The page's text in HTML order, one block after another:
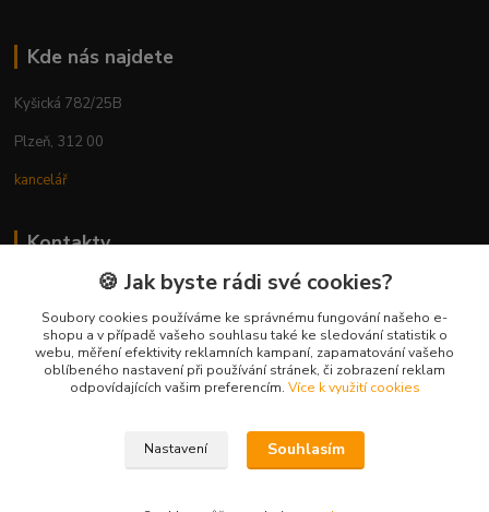
Kde nás najdete
Kyšická 782/25B
Plzeň, 312 00
kancelář
Kontakty
Ing. Michal Vaněk
+420 603 332 100
(Po-Pá, 10-17 hod.)
info@vyhodnynakup.eu
🍪 Jak byste rádi své cookies?
Soubory cookies používáme ke správnému fungování našeho e-
shopu a v případě vašeho souhlasu také ke sledování statistik o
webu, měření efektivity reklamních kampaní, zapamatování vašeho
oblíbeného nastavení při používání stránek, či zobrazení reklam
odpovídajících vašim preferencím. Více k využití cookies
Nastavení Souhlasím